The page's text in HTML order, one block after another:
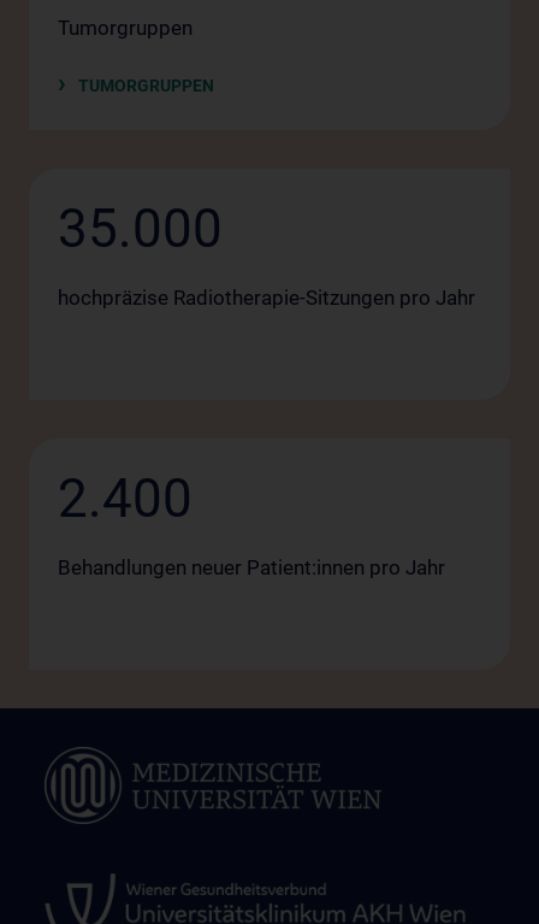
Tumorgruppen
TUMORGRUPPEN
35.000
hochpräzise Radiotherapie-Sitzungen pro Jahr
2.400
Behandlungen neuer Patient:innen pro Jahr